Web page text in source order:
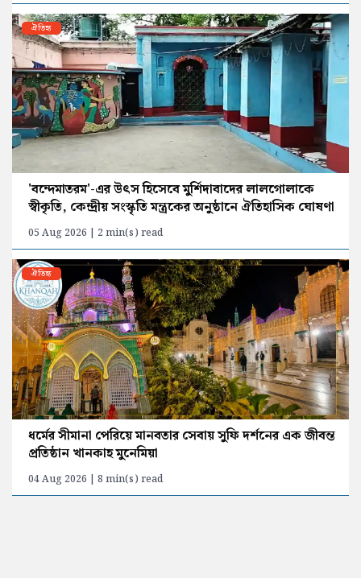
ঐতিহ্য
'বন্দেমাতরম'-এর উৎস হিসেবে মুর্শিদাবাদের লালগোলাকে
স্বীকৃতি, কেন্দ্রীয় সংস্কৃতি মন্ত্রকের অনুষ্ঠানে ঐতিহাসিক ঘোষণা
05 Aug 2026 | 2 min(s) read
ঐতিহ্য
ধর্মের সীমানা পেরিয়ে মানবতার সেবায় সুফি দর্শনের এক জীবন্ত
প্রতিষ্ঠান খানকাহ মুনেমিয়া
04 Aug 2026 | 8 min(s) read